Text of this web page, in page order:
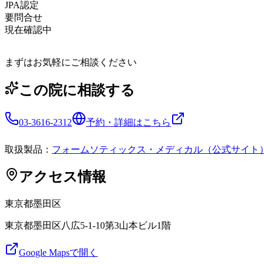
JPA認定
要問合せ
現在確認中
まずはお気軽にご相談ください
この院に相談する
03-3616-2312 予約・詳細はこちら
取扱製品： フォームソティックス・メディカル（公式サイト
アクセス情報
東京都墨田区
東京都墨田区八広5-1-10第3山本ビル1階
Google Mapsで開く